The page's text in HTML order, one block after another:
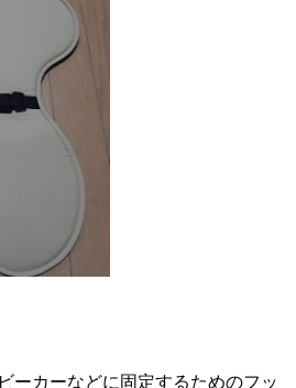
ーカーなどに固定するためのフッ